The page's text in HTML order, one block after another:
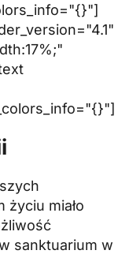
życiu miało
sanktuarium w